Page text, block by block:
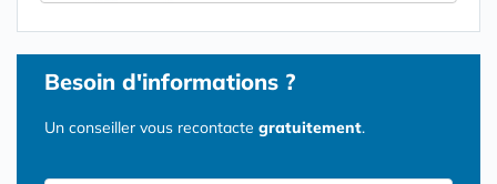
Besoin d'informations ?
Un conseiller vous recontacte gratuitement.